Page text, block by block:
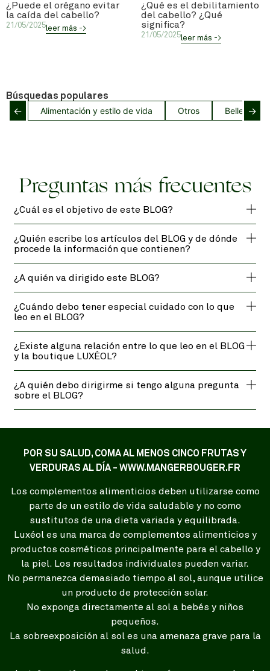
¿Puede el orégano evitar
la caída del cabello?
21/05/2025leer más ->
¿Qué es el debilitamiento
del cabello? ¿Qué
significa?
21/05/2025leer más ->
Búsquedas populares
← Alimentación y estilo de vida Otros Belleza
→
Preguntas más frecuentes
¿Cuál es el objetivo de este BLOG?
¿Quién escribe los artículos del BLOG y de dónde
procede la información que contienen?
¿A quién va dirigido este BLOG?
¿Cuándo debo tener especial cuidado con lo que
leo en el BLOG?
¿Existe alguna relación entre lo que leo en el BLOG
y la boutique LUXÉOL?
¿A quién debo dirigirme si tengo alguna pregunta
sobre el BLOG?
POR SU SALUD, COMA AL MENOS CINCO FRUTAS Y
VERDURAS AL DÍA - WWW.MANGERBOUGER.FR
Los complementos alimenticios deben utilizarse como
parte de un estilo de vida saludable y no como
sustitutos de una dieta variada y equilibrada.
Luxéol es una marca de complementos alimenticios y
productos cosméticos principalmente para el cabello y
la piel. Los resultados individuales pueden variar.
No permanezca demasiado tiempo al sol, aunque utilice
un producto de protección solar.
No exponga directamente al sol a bebés y niños
pequeños.
La sobreexposición al sol es una amenaza grave para la
salud.